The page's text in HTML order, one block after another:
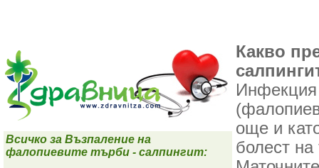
Всичко за Възпаление на
фалопиевите търби - салпингит:
Какво
Инфекция
още и
болест на